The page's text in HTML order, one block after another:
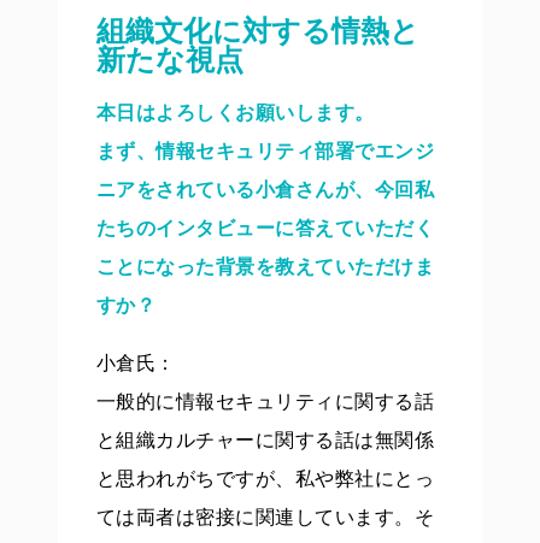
組織文化に対する情熱と
新たな視点
本日はよろしくお願いします。
まず、情報セキュリティ部署でエンジ
ニアをされている小倉さんが、今回私
たちのインタビューに答えていただく
ことになった背景を教えていただけま
すか？
小倉氏：
一般的に情報セキュリティに関する話
と組織カルチャーに関する話は無関係
と思われがちですが、私や弊社にとっ
ては両者は密接に関連しています。そ